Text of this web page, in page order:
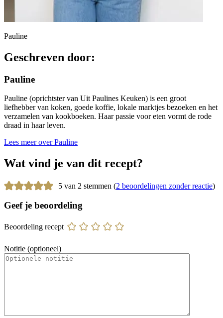
Pauline
Geschreven door:
Pauline
Pauline (oprichtster van Uit Paulines Keuken) is een groot
liefhebber van koken, goede koffie, lokale marktjes bezoeken en het
verzamelen van kookboeken. Haar passie voor eten vormt de rode
draad in haar leven.
Lees meer over Pauline
Wat vind je van dit recept?
5 van 2 stemmen (2 beoordelingen zonder reactie)
Geef je beoordeling
Beoordeling recept
Notitie (optioneel)